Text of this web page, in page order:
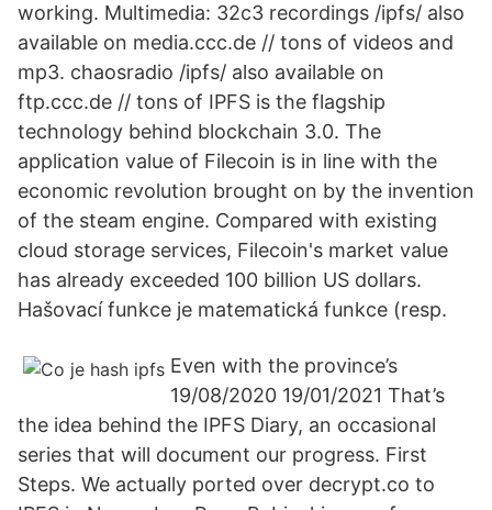
working. Multimedia: 32c3 recordings /ipfs/ also
available on media.ccc.de // tons of videos and
mp3. chaosradio /ipfs/ also available on
ftp.ccc.de // tons of IPFS is the flagship
technology behind blockchain 3.0. The
application value of Filecoin is in line with the
economic revolution brought on by the invention
of the steam engine. Compared with existing
cloud storage services, Filecoin's market value
has already exceeded 100 billion US dollars.
Hašovací funkce je matematická funkce (resp.
Even with the province’s
19/08/2020 19/01/2021 That’s
the idea behind the IPFS Diary, an occasional
series that will document our progress. First
Steps. We actually ported over decrypt.co to